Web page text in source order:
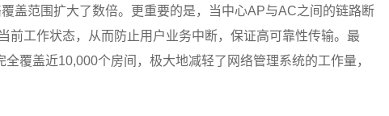
盖范围扩大了数倍。更重要的是，当中心AP与AC之间的链路断
前工作状态，从而防止用户业务中断，保证高可靠性传输。最
覆盖近10,000个房间，极大地减轻了网络管理系统的工作量，